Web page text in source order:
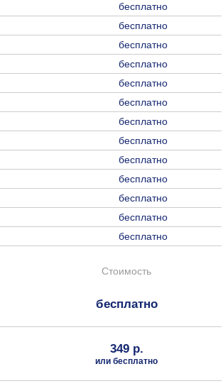
бесплатно
бесплатно
бесплатно
бесплатно
бесплатно
бесплатно
бесплатно
бесплатно
бесплатно
бесплатно
бесплатно
бесплатно
бесплатно
Стоимость
бесплатно
349 р.
или бесплатно